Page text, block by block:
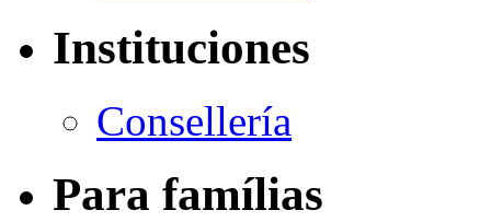
Instituciones
Consellería
Para famílias